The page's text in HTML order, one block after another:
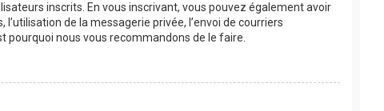
inscrits. En vous inscrivant, vous pouvez également avoir
de la messagerie privée, l’envoi de courriers
pourquoi nous vous recommandons de le faire.